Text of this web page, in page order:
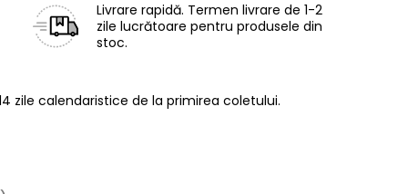
Livrare rapidă. Termen livrare de 1-2
zile lucrătoare pentru produsele din
stoc.
zile calendaristice de la primirea coletului.